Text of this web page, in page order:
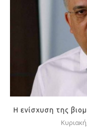
Η ενίσχυση της